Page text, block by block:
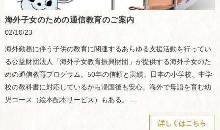
海外子女のための通信教育のご案内
02/10/23
海外勤務に伴う子供の教育に関連するあらゆる支援活動を行ってい
る公益財団法人「海外子女教育振興財団」が提供する海外子女のた
めの通信教育プログラム。50年の信頼と実績。日本の小学校、中学
校の教科書に対応しているから帰国後も安心。海外で母語を育む幼
児コース（絵本配本サービス）もある。 ...
詳しくはこちら